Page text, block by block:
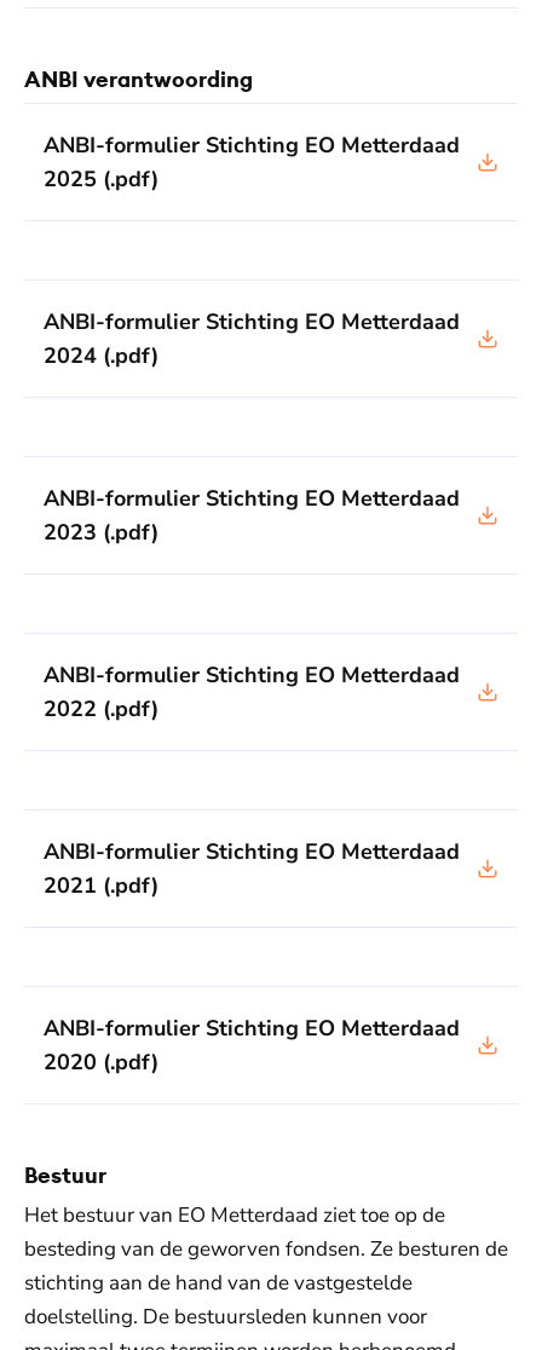
ANBI verantwoording
ANBI-formulier Stichting EO Metterdaad
2025 (.pdf)
ANBI-formulier Stichting EO Metterdaad
2024 (.pdf)
ANBI-formulier Stichting EO Metterdaad
2023 (.pdf)
ANBI-formulier Stichting EO Metterdaad
2022 (.pdf)
ANBI-formulier Stichting EO Metterdaad
2021 (.pdf)
ANBI-formulier Stichting EO Metterdaad
2020 (.pdf)
Bestuur
Het bestuur van EO Metterdaad ziet toe op de
besteding van de geworven fondsen. Ze besturen de
stichting aan de hand van de vastgestelde
doelstelling. De bestuursleden kunnen voor